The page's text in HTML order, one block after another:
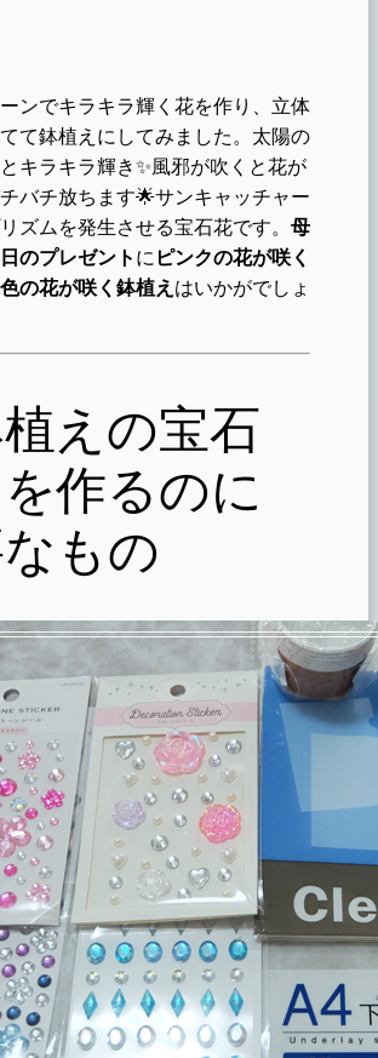
ンでキラキラ輝く花を作り、立体
て鉢植えにしてみました。太陽の
キラキラ輝き✨風邪が吹くと花が
バチ放ちます🌟サンキャッチャー
ズムを発生させる宝石花です。 母
のプレゼント に ピンクの花が咲く
の花が咲く鉢植え はいかがでしょ
植えの宝石
作るのに
もの